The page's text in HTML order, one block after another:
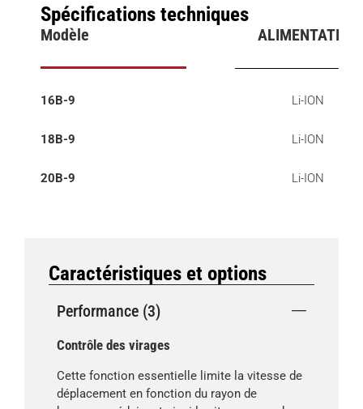
Spécifications techniques
Modèle ALIMENTATION
16B-9 Li-ION
18B-9 Li-ION
20B-9 Li-ION
Caractéristiques et options
Performance (3)
Contrôle des virages
Cette fonction essentielle limite la vitesse de
déplacement en fonction du rayon de